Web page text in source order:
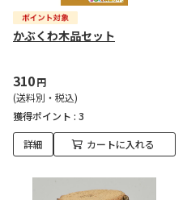
かぶくわ木品セット
310円
(送料別・税込)
獲得ポイント : 3
詳細 カートに入れる